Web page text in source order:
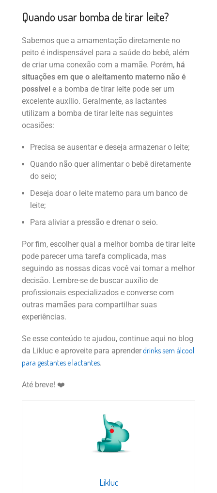
Quando usar bomba de tirar leite?
Sabemos que a amamentação diretamente no
peito é indispensável para a saúde do bebê, além
de criar uma conexão com a mamãe. Porém, há
situações em que o aleitamento materno não é
possível e a bomba de tirar leite pode ser um
excelente auxílio. Geralmente, as lactantes
utilizam a bomba de tirar leite nas seguintes
ocasiões:
Precisa se ausentar e deseja armazenar o leite;
Quando não quer alimentar o bebê diretamente
do seio;
Deseja doar o leite materno para um banco de
leite;
Para aliviar a pressão e drenar o seio.
Por fim, escolher qual a melhor bomba de tirar leite
pode parecer uma tarefa complicada, mas
seguindo as nossas dicas você vai tomar a melhor
decisão. Lembre-se de buscar auxílio de
profissionais especializados e converse com
outras mamães para compartilhar suas
experiências.
Se esse conteúdo te ajudou, continue aqui no blog
da Likluc e aproveite para aprenderdrinks sem álcool
para gestantes e lactantes.
Até breve! ❤️
Likluc